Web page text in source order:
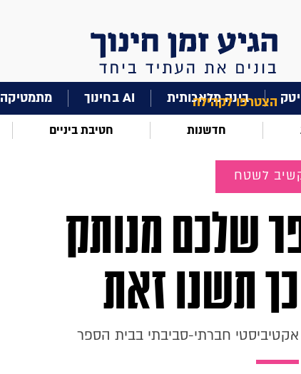
הצטרפו לקהילה
בינה מלאכותית AI בחינוך מתמטיקה
חדשנות חטיבת ביניים
לשטח
שלכם מנותק
תשנו זאת